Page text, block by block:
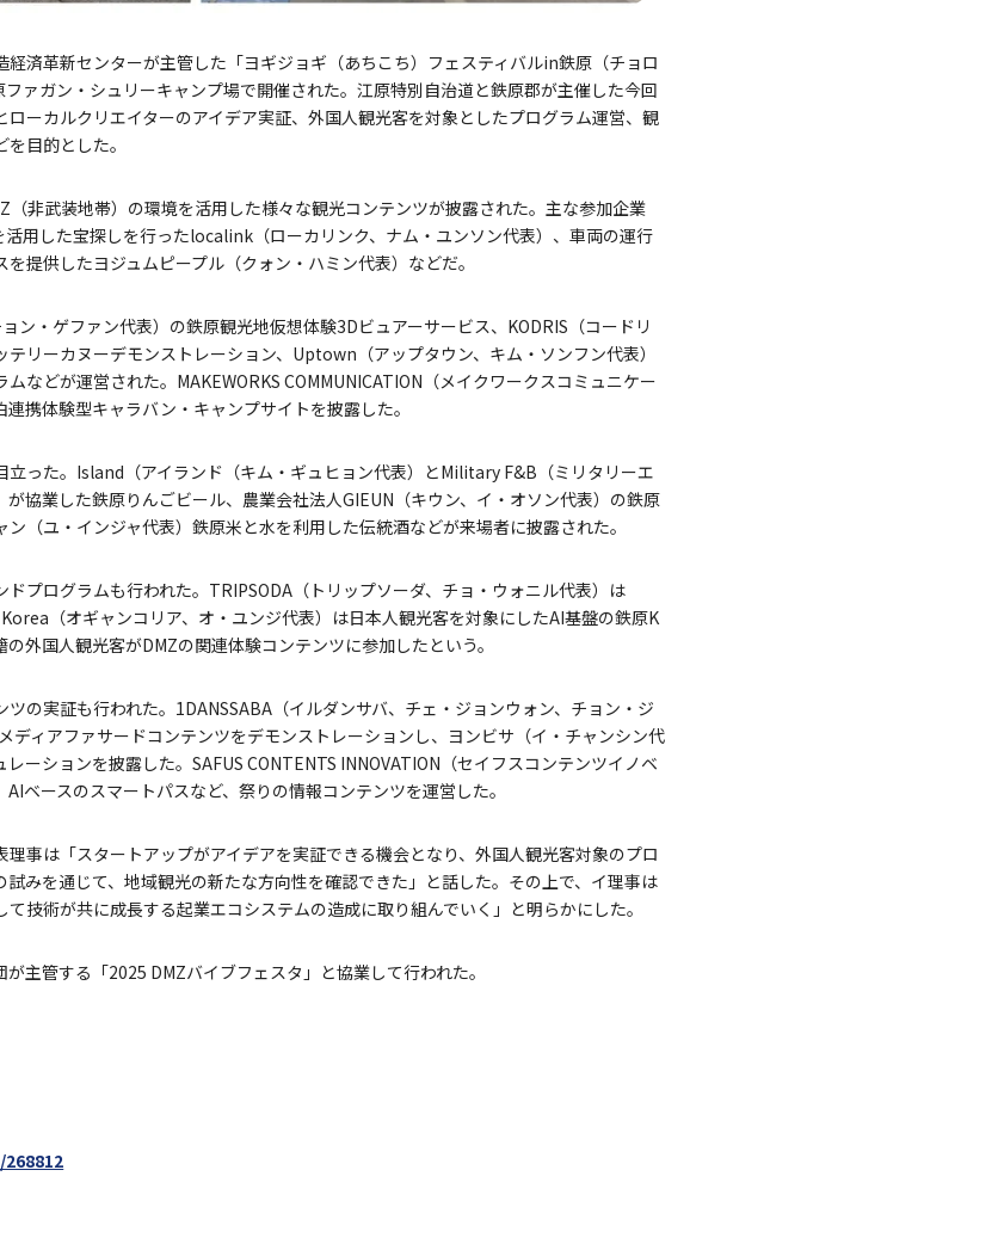
済革新センターが主管した「ヨギジョギ（あちこち）フェスティバルin鉄原（チョロ
ァガン・シュリーキャンプ場で開催された。江原特別自治道と鉄原郡が主催した今回
ーカルクリエイターのアイデア実証、外国人観光客を対象としたプログラム運営、観
目的とした。
（非武装地帯）の環境を活用した様々な観光コンテンツが披露された。主な参加企業
用した宝探しを行ったlocalink（ローカリンク、ナム・ユンソン代表）、車両の運行
提供したヨジュムピープル（クォン・ハミン代表）などだ。
ン・ゲファン代表）の鉄原観光地仮想体験3Dビュアーサービス、KODRIS（コードリ
リーカヌーデモンストレーション、Uptown（アップタウン、キム・ソンフン代表）
などが運営された。MAKEWORKS COMMUNICATION（メイクワークスコミュニケー
携体験型キャラバン・キャンプサイトを披露した。
立った。Island（アイランド（キム・ギュヒョン代表）とMilitary F&B（ミリタリーエ
協業した鉄原りんごビール、農業会社法人GIEUN（キウン、イ・オソン代表）の鉄原
（ユ・インジャ代表）鉄原米と水を利用した伝統酒などが来場者に披露された。
プログラムも行われた。TRIPSODA（トリップソーダ、チョ・ウォニル代表）は
（オギャンコリア、オ・ユンジ代表）は日本人観光客を対象にしたAI基盤の鉄原K
外国人観光客がDMZの関連体験コンテンツに参加したという。
の実証も行われた。1DANSSABA（イルダンサバ、チェ・ジョンウォン、チョン・ジ
ディアファサードコンテンツをデモンストレーションし、ヨンビサ（イ・チャンシン代
ーションを披露した。SAFUS CONTENTS INNOVATION（セイフスコンテンツイノベ
ベースのスマートパスなど、祭りの情報コンテンツを運営した。
事は「スタートアップがアイデアを実証できる機会となり、外国人観光客対象のプロ
みを通じて、地域観光の新たな方向性を確認できた」と話した。その上で、イ理事は
て技術が共に成長する起業エコシステムの造成に取り組んでいく」と明らかにした。
主管する「2025 DMZバイブフェスタ」と協業して行われた。